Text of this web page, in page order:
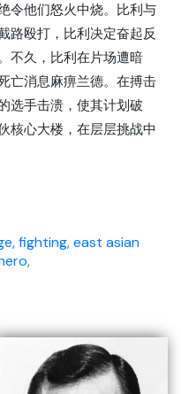
令他们怒火中烧。比利与
路殴打，比利决定奋起反
不久，比利在片场遭暗
亡消息麻痹兰德。在搏击
选手击溃，使其计划破
核心大楼，在层层挑战中
fighting,east asian